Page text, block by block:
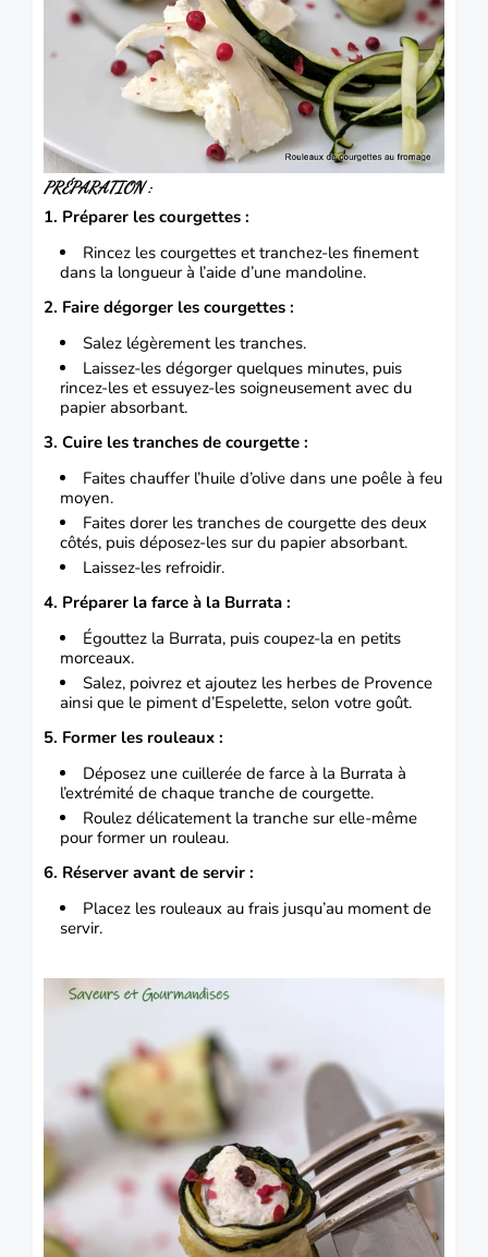
PRÉPARATION :
1. Préparer les courgettes :
Rincez les courgettes et tranchez-les finement
dans la longueur à l’aide d’une mandoline.
2. Faire dégorger les courgettes :
Salez légèrement les tranches.
Laissez-les dégorger quelques minutes, puis
rincez-les et essuyez-les soigneusement avec du
papier absorbant.
3. Cuire les tranches de courgette :
Faites chauffer l’huile d’olive dans une poêle à feu
moyen.
Faites dorer les tranches de courgette des deux
côtés, puis déposez-les sur du papier absorbant.
Laissez-les refroidir.
4. Préparer la farce à la Burrata :
Égouttez la Burrata, puis coupez-la en petits
morceaux.
Salez, poivrez et ajoutez les herbes de Provence
ainsi que le piment d’Espelette, selon votre goût.
5. Former les rouleaux :
Déposez une cuillerée de farce à la Burrata à
l’extrémité de chaque tranche de courgette.
Roulez délicatement la tranche sur elle-même
pour former un rouleau.
6. Réserver avant de servir :
Placez les rouleaux au frais jusqu’au moment de
servir.